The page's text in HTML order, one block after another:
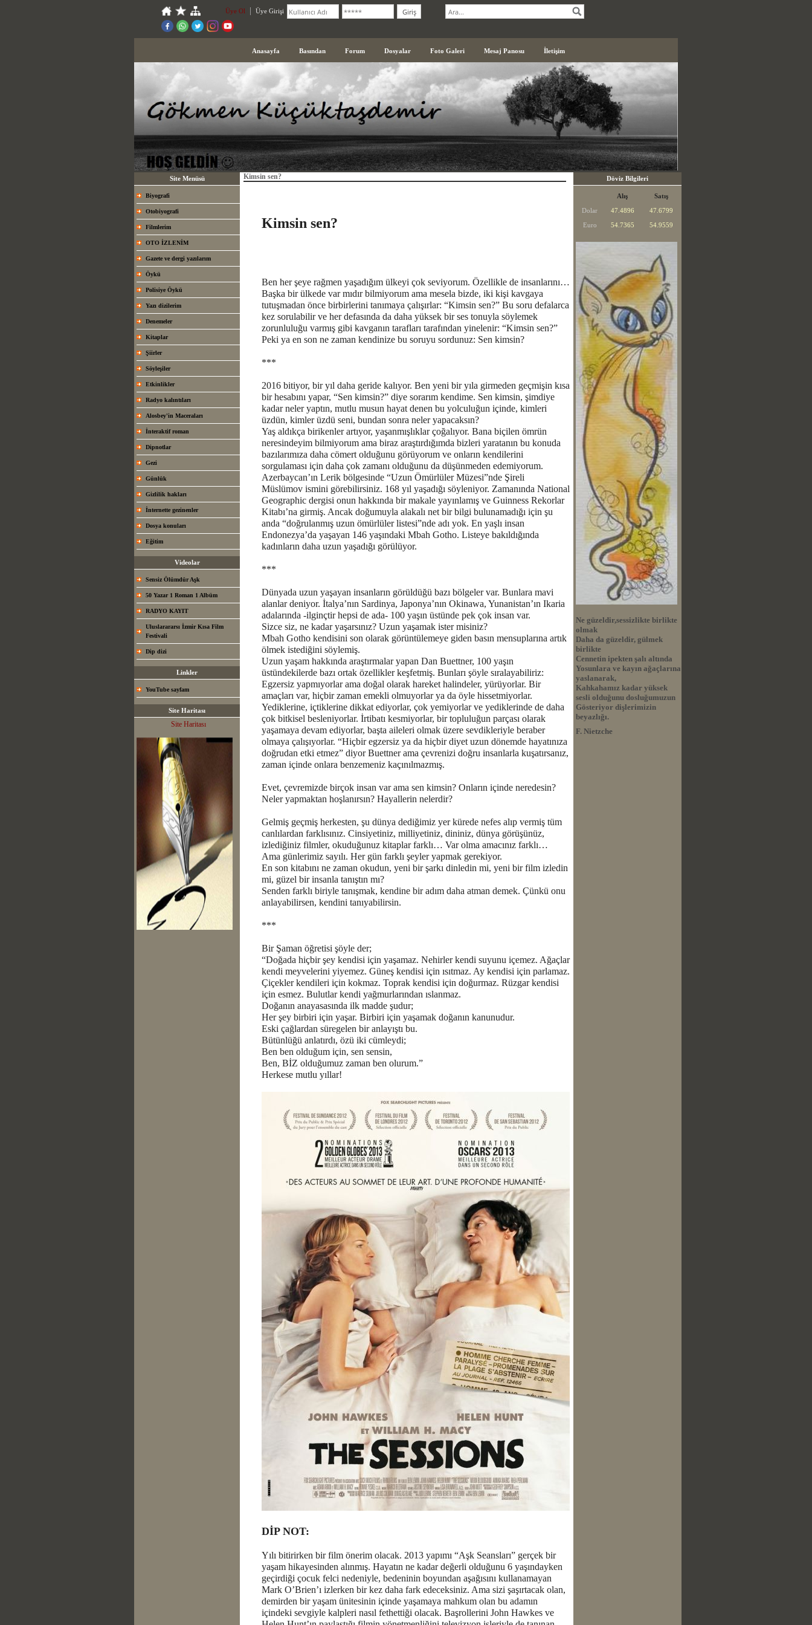
Üye Ol Üye Girişi
Anasayfa Basından Forum Dosyalar Foto Galeri Mesaj Panosu İletişim
Site Menüsü
Biyografi
Otobiyografi
Filmlerim
OTO İZLENİM
Gazete ve dergi yazılarım
Öykü
Polisiye Öykü
Yazı dizilerim
Denemeler
Kitaplar
Şiirler
Söyleşiler
Etkinlikler
Radyo kalıntıları
Alosbey'in Maceraları
İnteraktif roman
Dipnotlar
Gezi
Günlük
Gizlilik hakları
İnternette gezinenler
Dosya konuları
Eğitim
Videolar
Sensiz Ölümdür Aşk
50 Yazar 1 Roman 1 Albüm
RADYO KAYIT
Uluslarararsı İzmir Kısa Film
Festivali
Dip dizi
Linkler
YouTube sayfam
Site Haritası
Site Haritası
Kimsin sen?
Kimsin sen?
Ben her şeye rağmen yaşadığım ülkeyi çok seviyorum. Özellikle de insanlarını…
Başka bir ülkede var mıdır bilmiyorum ama mesela bizde, iki kişi kavgaya
tutuşmadan önce birbirlerini tanımaya çalışırlar: “Kimsin sen?” Bu soru defalarca
kez sorulabilir ve her defasında da daha yüksek bir ses tonuyla söylemek
zorunluluğu varmış gibi kavganın tarafları tarafından yinelenir: “Kimsin sen?”
Peki ya en son ne zaman kendinize bu soruyu sordunuz: Sen kimsin?
***
2016 bitiyor, bir yıl daha geride kalıyor. Ben yeni bir yıla girmeden geçmişin kısa
bir hesabını yapar, “Sen kimsin?” diye sorarım kendime. Sen kimsin, şimdiye
kadar neler yaptın, mutlu musun hayat denen bu yolculuğun içinde, kimleri
üzdün, kimler üzdü seni, bundan sonra neler yapacaksın?
Yaş aldıkça birikenler artıyor, yaşanmışlıklar çoğalıyor. Bana biçilen ömrün
neresindeyim bilmiyorum ama biraz araştırdığımda bizleri yaratanın bu konuda
bazılarımıza daha cömert olduğunu görüyorum ve onların kendilerini
sorgulaması için daha çok zamanı olduğunu da düşünmeden edemiyorum.
Azerbaycan’ın Lerik bölgesinde “Uzun Ömürlüler Müzesi”nde Şireli
Müslümov ismini görebilirsiniz. 168 yıl yaşadığı söyleniyor. Zamanında National
Geographic dergisi onun hakkında bir makale yayınlamış ve Guinness Rekorlar
Kitabı’na girmiş. Ancak doğumuyla alakalı net bir bilgi bulunamadığı için şu
anda “doğrulanmış uzun ömürlüler listesi”nde adı yok. En yaşlı insan
Endonezya’da yaşayan 146 yaşındaki Mbah Gotho. Listeye bakıldığında
kadınların daha uzun yaşadığı görülüyor.
***
Dünyada uzun yaşayan insanların görüldüğü bazı bölgeler var. Bunlara mavi
alanlar deniyor. İtalya’nın Sardinya, Japonya’nın Okinawa, Yunanistan’ın Ikaria
adalarında -ilginçtir hepsi de ada- 100 yaşın üstünde pek çok insan var.
Sizce siz, ne kadar yaşarsınız? Uzun yaşamak ister misiniz?
Mbah Gotho kendisini son olarak görüntülemeye giden basın mensuplarına artık
ölmek istediğini söylemiş.
Uzun yaşam hakkında araştırmalar yapan Dan Buettner, 100 yaşın
üstündekilerde bazı ortak özellikler keşfetmiş. Bunları şöyle sıralayabiliriz:
Egzersiz yapmıyorlar ama doğal olarak hareket halindeler, yürüyorlar. Bir
amaçları var, hiçbir zaman emekli olmuyorlar ya da öyle hissetmiyorlar.
Yediklerine, içtiklerine dikkat ediyorlar, çok yemiyorlar ve yediklerinde de daha
çok bitkisel besleniyorlar. İrtibatı kesmiyorlar, bir topluluğun parçası olarak
yaşamaya devam ediyorlar, başta aileleri olmak üzere sevdikleriyle beraber
olmaya çalışıyorlar. “Hiçbir egzersiz ya da hiçbir diyet uzun dönemde hayatınıza
doğrudan etki etmez” diyor Buettner ama çevrenizi doğru insanlarla kuşatırsanız,
zaman içinde onlara benzemeniz kaçınılmazmış.
Evet, çevremizde birçok insan var ama sen kimsin? Onların içinde neredesin?
Neler yapmaktan hoşlanırsın? Hayallerin nelerdir?
Gelmiş geçmiş herkesten, şu dünya dediğimiz yer kürede nefes alıp vermiş tüm
canlılardan farklısınız. Cinsiyetiniz, milliyetiniz, dininiz, dünya görüşünüz,
izlediğiniz filmler, okuduğunuz kitaplar farklı… Var olma amacınız farklı…
Ama günlerimiz sayılı. Her gün farklı şeyler yapmak gerekiyor.
En son kitabını ne zaman okudun, yeni bir şarkı dinledin mi, yeni bir film izledin
mi, güzel bir insanla tanıştın mı?
Senden farklı biriyle tanışmak, kendine bir adım daha atman demek. Çünkü onu
anlayabilirsen, kendini tanıyabilirsin.
***
Bir Şaman öğretisi şöyle der;
“Doğada hiçbir şey kendisi için yaşamaz. Nehirler kendi suyunu içemez. Ağaçlar
kendi meyvelerini yiyemez. Güneş kendisi için ısıtmaz. Ay kendisi için parlamaz.
Çiçekler kendileri için kokmaz. Toprak kendisi için doğurmaz. Rüzgar kendisi
için esmez. Bulutlar kendi yağmurlarından ıslanmaz.
Doğanın anayasasında ilk madde şudur;
Her şey birbiri için yaşar. Birbiri için yaşamak doğanın kanunudur.
Eski çağlardan süregelen bir anlayıştı bu.
Bütünlüğü anlatırdı, özü iki cümleydi;
Ben ben olduğum için, sen sensin,
Ben, BİZ olduğumuz zaman ben olurum.”
Herkese mutlu yıllar!
DİP NOT:
Yılı bitirirken bir film önerim olacak. 2013 yapımı “Aşk Seansları” gerçek bir
yaşam hikayesinden alınmış. Hayatın ne kadar değerli olduğunu 6 yaşındayken
geçirdiği çocuk felci nedeniyle, bedeninin boyundan aşağısını kullanamayan
Mark O’Brien’ı izlerken bir kez daha fark edeceksiniz. Ama sizi şaşırtacak olan,
demirden bir yaşam ünitesinin içinde yaşamaya mahkum olan bu adamın
içindeki sevgiyle kalpleri nasıl fethettiği olacak. Başrollerini John Hawkes ve
Döviz Bilgileri
Alış
Satış
Dolar
47.4896
47.6799
Euro
54.7365 54.9559
Ne güzeldir,sessizlikte birlikte
olmak
Daha da güzeldir, gülmek
birlikte
Cennetin ipekten şalı altında
Yosunlara ve kayın ağaçlarına
yaslanarak,
Kahkahamız kadar yüksek
sesli olduğunu dosluğumuzun
Gösteriyor dişlerimizin
beyazlığı.
F. Nietzche